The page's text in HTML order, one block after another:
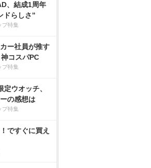
、結成1周年
ドらしさ”
プ特集
カー社員が推す
神コスパPC
プ特集
定ウオッチ、
の感想は
プ特集
ですぐに買え